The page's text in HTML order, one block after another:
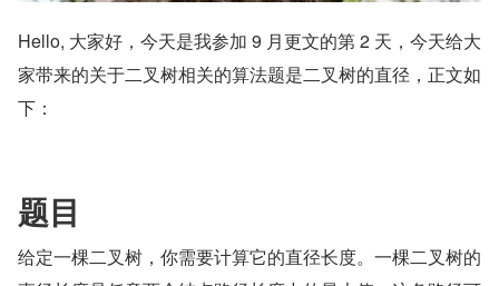
Hello, 大家好，今天是我参加 9 月更文的第 2 天，今天给大
家带来的关于二叉树相关的算法题是二叉树的直径，正文如
下：
题目
给定一棵二叉树，你需要计算它的直径长度。一棵二叉树的